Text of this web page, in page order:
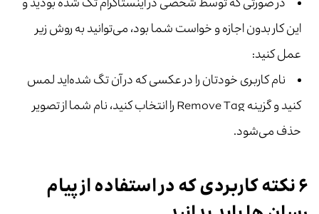
در صورتی که توسط شخصی در اینستاگرام تگ شده بودید و
این کار بدون اجازه و خواست شما بود، می‌توانید به روش زیر
عمل کنید:
نام کاربری‌ خودتان را در عکسی که در آن تگ شده‌اید لمس
کنید و گزینه Remove Tag را انتخاب کنید، نام شما از تصویر
حذف می‌شود.
۶ نکته کاربردی که در استفاده از پیام